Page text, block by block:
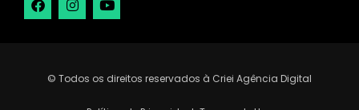
© Todos os direitos reservados à Criei Agência Digital